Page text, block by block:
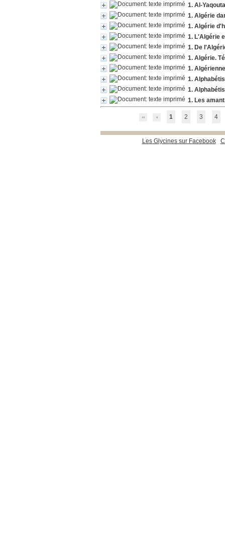
1. Al-
1. Algérie
1. Algérie
1. L'Algérie
1. De
1. Algérie.
1.
1.
1.
1. Les
1 2 3 4
Les Glycines sur Facebook